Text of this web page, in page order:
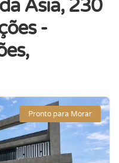
Ásia, 230
-
Pronto para Morar